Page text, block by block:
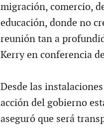
migración, comercio,
educación, donde no
reunión tan a
Kerry en conferencia
Desde las
acción del gobierno
aseguró que será